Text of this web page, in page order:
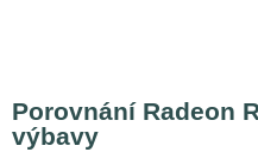
Porovnání Radeon
výbavy